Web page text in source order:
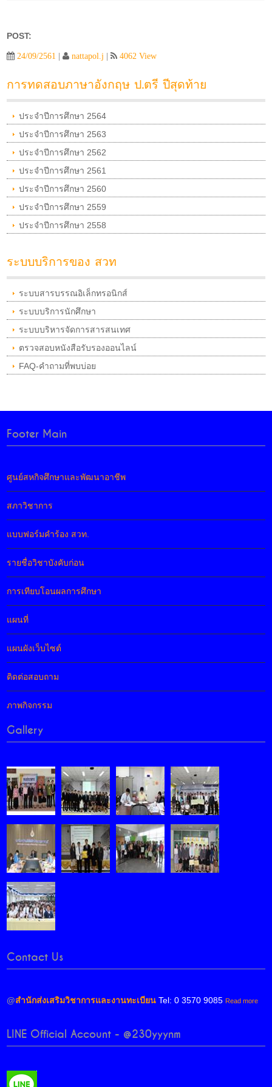
POST:
24/09/2561 | nattapol.j | 4062 View
การทดสอบภาษาอังกฤษ ป.ตรี ปีสุดท้าย
ประจำปีการศึกษา 2564
ประจำปีการศึกษา 2563
ประจำปีการศึกษา 2562
ประจำปีการศึกษา 2561
ประจำปีการศึกษา 2560
ประจำปีการศึกษา 2559
ประจำปีการศึกษา 2558
ระบบบริการของ สวท
ระบบสารบรรณอิเล็กทรอนิกส์
ระบบบริการนักศึกษา
ระบบบริหารจัดการสารสนเทศ
ตรวจสอบหนังสือรับรองออนไลน์
FAQ-คำถามที่พบบ่อย
Footer Main
ศูนย์สหกิจศึกษาและพัฒนาอาชีพ
สภาวิชาการ
แบบฟอร์มคำร้อง สวท.
รายชื่อวิชาบังคับก่อน
การเทียบโอนผลการศึกษา
แผนที่
แผนผังเว็บไซต์
ติดต่อสอบถาม
ภาพกิจกรรม
Gallery
Contact Us
@สำนักส่งเสริมวิชาการและงานทะเบียน Tel: 0 3570 9085 Read more
LINE Official Account - @230yyynm